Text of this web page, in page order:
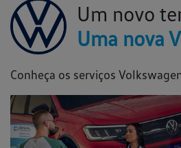
Um novo
Uma nova
Conheça os serviços